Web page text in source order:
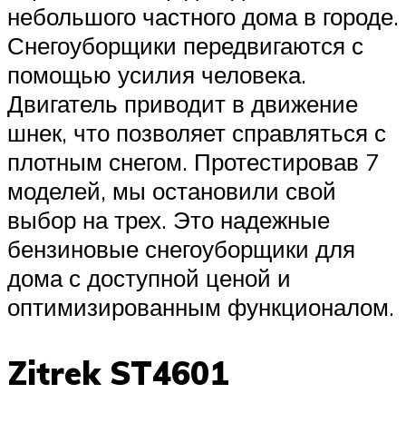
небольшого частного дома в городе.
Снегоуборщики передвигаются с
помощью усилия человека.
Двигатель приводит в движение
шнек, что позволяет справляться с
плотным снегом. Протестировав 7
моделей, мы остановили свой
выбор на трех. Это надежные
бензиновые снегоуборщики для
дома с доступной ценой и
оптимизированным функционалом.
Zitrek ST4601